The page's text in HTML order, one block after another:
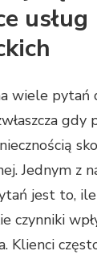
usług
wiele pytań
gdy
Jednym z
jest to,
czynniki
Klienci